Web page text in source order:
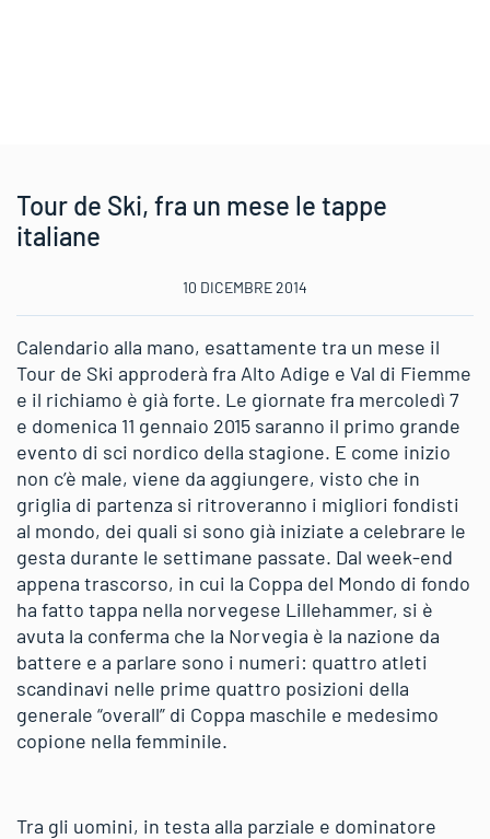
Tour de Ski, fra un mese le tappe
italiane
10 DICEMBRE 2014
Calendario alla mano, esattamente tra un mese il
Tour de Ski approderà fra Alto Adige e Val di Fiemme
e il richiamo è già forte. Le giornate fra mercoledì 7
e domenica 11 gennaio 2015 saranno il primo grande
evento di sci nordico della stagione. E come inizio
non c’è male, viene da aggiungere, visto che in
griglia di partenza si ritroveranno i migliori fondisti
al mondo, dei quali si sono già iniziate a celebrare le
gesta durante le settimane passate. Dal week-end
appena trascorso, in cui la Coppa del Mondo di fondo
ha fatto tappa nella norvegese Lillehammer, si è
avuta la conferma che la Norvegia è la nazione da
battere e a parlare sono i numeri: quattro atleti
scandinavi nelle prime quattro posizioni della
generale “overall” di Coppa maschile e medesimo
copione nella femminile.
Tra gli uomini, in testa alla parziale e dominatore